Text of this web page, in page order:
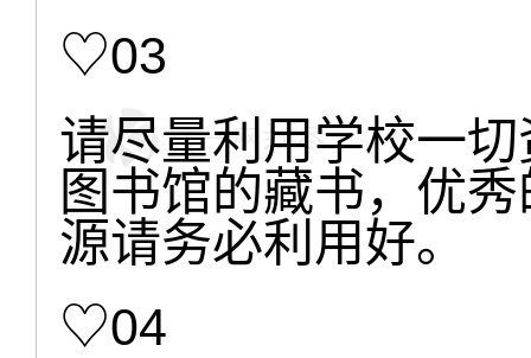
♡03
请尽量利用学校一
图书馆的藏书，优
源请务必利用好。
♡04